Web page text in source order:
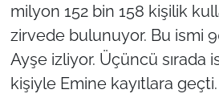
milyon 152 bin 158 kişilik
zirvede bulunuyor. Bu ismi
Ayşe izliyor. Üçüncü sırada
kişiyle Emine kayıtlara geçti.